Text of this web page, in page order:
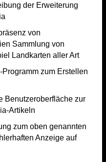
der Erweiterung
von
Sammlung von
Landkarten aller Art
zum Erstellen
Benutzeroberfläche zur
Artikeln
zum oben genannten
Anzeige auf